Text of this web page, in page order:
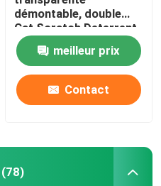
démontable, double
Cat Scratch Deterrent
Tape dégrossie
meilleur prix
Contact
(78)